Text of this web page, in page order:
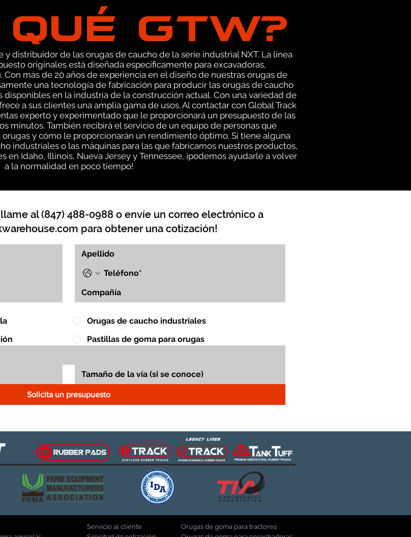
QUÉ GTW?
y distribuidor de las orugas de caucho de la serie industrial NXT. La línea
originales está diseñada específicamente para excavadoras,
Con más de 20 años de experiencia en el diseño de nuestras orugas de
una tecnología de fabricación para producir las orugas de caucho
en la industria de la construcción actual. Con una variedad de
a sus clientes una amplia gama de usos. Al contactar con Global Track
experto y experimentado que le proporcionará un presupuesto de las
minutos. También recibirá el servicio de un equipo de personas que
y cómo le proporcionarán un rendimiento óptimo. Si tiene alguna
industriales o las máquinas para las que fabricamos nuestros productos,
en Idaho, Illinois, Nueva Jersey y Tennessee, ¡podemos ayudarle a volver
a la normalidad en poco tiempo!
al (847) 488-0988 o envíe un correo electrónico a
para obtener una cotización!
Orugas de caucho industriales
Pastillas de goma para orugas
Solicita un presupuesto
Servicio al cliente
Orugas de goma para tractores